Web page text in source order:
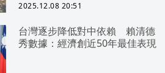
2025.12.08 20:51
台灣逐步降低對中依賴 賴清德
秀數據：經濟創近50年最佳表現